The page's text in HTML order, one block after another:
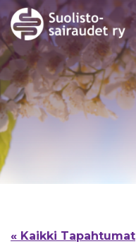
« Kaikki Tapahtumat